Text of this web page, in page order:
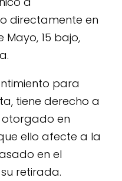
o directamente en
Mayo, 15 bajo,
para
tiene derecho a
otorgado en
ello afecte a la
en el
retirada.